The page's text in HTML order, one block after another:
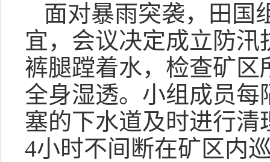
面对暴雨突袭，田国
宜，会议决定成立防
裤腿蹚着水，检查矿
全身湿透。小组成员
塞的下水道及时进行
4小时不间断在矿区内